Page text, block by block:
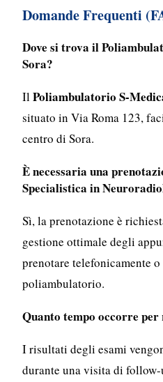
Domande Frequenti
Dove si trova il
Sora?
IlPoliambulatorio S-
situato in Via Roma 123,
centro di Sora.
È necessaria una
Specialistica in
Sì, la prenotazione è
gestione ottimale degli
prenotare telefonicamente
poliambulatorio.
Quanto tempo occorre
I risultati degli esami
durante una visita di